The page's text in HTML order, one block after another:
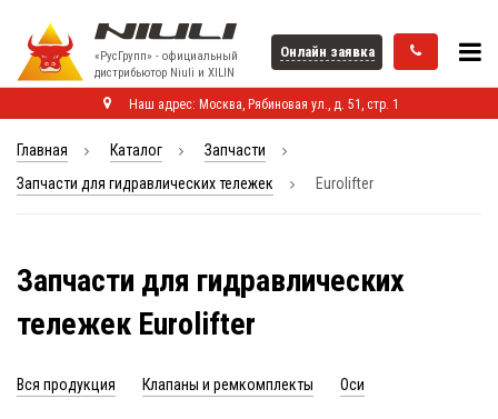
«РусГрупп» - официальный
диcтрибьютор Niuli и XILIN
Онлайн заявка
Наш адрес: Москва, Рябиновая ул., д. 51, стр. 1
Главная Каталог
Запчасти
Запчасти для гидравлических тележек
Eurolifter
Запчасти для гидравлических
тележек Eurolifter
Вся продукция Клапаны и ремкомплекты Оси